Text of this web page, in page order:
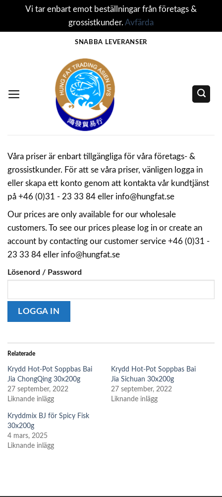
Vi tar enbart emot beställningar från företags &
grossistkunder. Avfärda
SNABBA LEVERANSER
Våra priser är enbart tillgängliga för våra företags- &
grossistkunder. För att se våra priser, vänligen logga in
eller skapa ett konto genom att kontakta vår kundtjänst
på +46 (0)31 - 23 33 84 eller info@hungfat.se
Our prices are only available for our wholesale
customers. To see our prices please log in or create an
account by contacting our customer service +46 (0)31 -
23 33 84 eller info@hungfat.se
Lösenord / Password
Relaterade
Krydd Hot-Pot Soppbas Bai
Jia ChongQing 30x200g
27 september, 2022
Liknande inlägg
Krydd Hot-Pot Soppbas Bai
Jia Sichuan 30x200g
27 september, 2022
Liknande inlägg
Kryddmix BJ för Spicy Fisk
30x200g
4 mars, 2025
Liknande inlägg